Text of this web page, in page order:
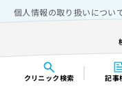
クリニック検索 記事
個人情報の取り扱いについ
Copyright © Mynavi